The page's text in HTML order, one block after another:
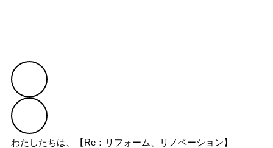
わたしたちは、【Re：リフォーム、リノベーション】